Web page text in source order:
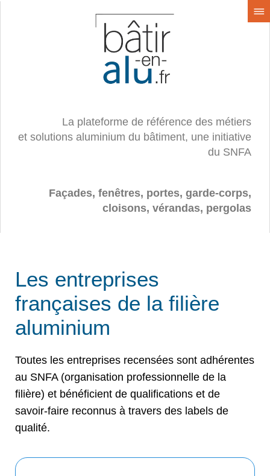
La plateforme de référence des métiers
et solutions aluminium du bâtiment, une initiative
du SNFA
Façades, fenêtres, portes, garde-corps,
cloisons, vérandas, pergolas
Les entreprises
françaises de la filière
aluminium
Toutes les entreprises recensées sont adhérentes
au SNFA (organisation professionnelle de la
filière) et bénéficient de qualifications et de
savoir-faire reconnus à travers des labels de
qualité.